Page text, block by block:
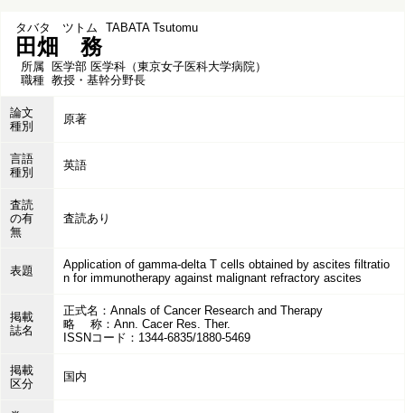
タバタ ツトム TABATA Tsutomu
田畑 務
所属 医学部 医学科（東京女子医科大学病院）
職種 教授・基幹分野長
論文
種別
原著
言語
種別
英語
査読
の有
無
査読あり
表題
Application of gamma-delta T cells obtained by ascites filtratio
n for immunotherapy against malignant refractory ascites
掲載
誌名
正式名：Annals of Cancer Research and Therapy
略 称：Ann. Cacer Res. Ther.
ISSNコード：1344-6835/1880-5469
掲載
区分
国内